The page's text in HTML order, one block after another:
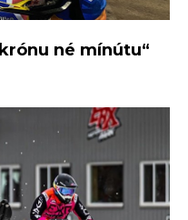
né mínútu“